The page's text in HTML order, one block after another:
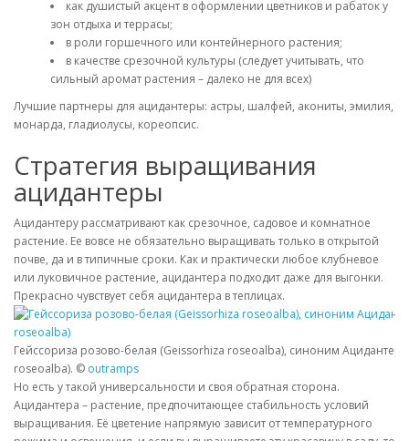
как душистый акцент в оформлении цветников и рабаток у
зон отдыха и террасы;
в роли горшечного или контейнерного растения;
в качестве срезочной культуры (следует учитывать, что
сильный аромат растения – далеко не для всех)
Лучшие партнеры для ацидантеры: астры, шалфей, акониты, эмилия,
монарда, гладиолусы, кореопсис.
Стратегия выращивания
ацидантеры
Ацидантеру рассматривают как срезочное, садовое и комнатное
растение. Ее вовсе не обязательно выращивать только в открытой
почве, да и в типичные сроки. Как и практически любое клубневое
или луковичное растение, ацидантера подходит даже для выгонки.
Прекрасно чувствует себя ацидантера в теплицах.
Гейссориза розово-белая (Geissorhiza roseoalba), синоним
roseoalba). © outramps
Но есть у такой универсальности и своя обратная сторона.
Ацидантера – растение, предпочитающее стабильность условий
выращивания. Её цветение напрямую зависит от температурного